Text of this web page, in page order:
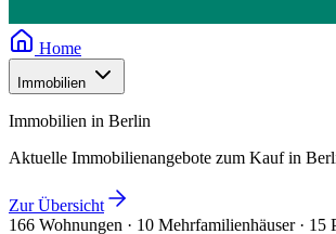
Home
Immobilien
Immobilien in Berlin
Aktuelle Immobilienangebote zum Kauf in
Zur Übersicht
166 Wohnungen · 10 Mehrfamilienhäuser · 15